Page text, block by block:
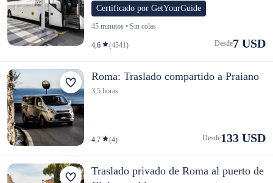
Certificado por GetYourGuide
45 minutos • Sin colas
4,6 (4541) Desde7 USD
Roma: Traslado compartido a Praiano
3,5 horas
4,7 (4) Desde133 USD
Traslado privado de Roma al puerto de